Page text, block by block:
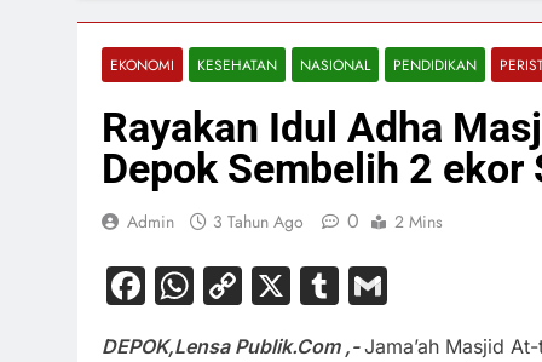
EKONOMI KESEHATAN NASIONAL PENDIDIKAN
Rayakan Idul Adha
Depok Sembelih 2
Admin 3 Tahun Ago 0 2 Mins
Facebook
WhatsApp
Copy
X Tumblr
DEPOK,Lensa Publik.Com ,- Jama’ah Masjid